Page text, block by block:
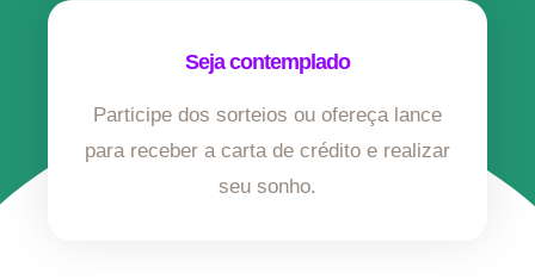
Seja contemplado
Participe dos sorteios ou ofereça lance
para receber a carta de crédito e realizar
seu sonho.